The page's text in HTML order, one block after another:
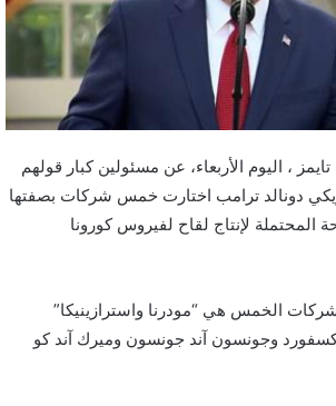
، اليوم الأربعاء، عن مسئولين كبار قولهم
دونالد ترامب اختارت خمس شركات بصفتها
المحتملة لإنتاج لقاح لفيروس كورونا
الخمس هي “مودرنا واسترازينيكا”
وجونسون آند جونسون وميرك آند كو